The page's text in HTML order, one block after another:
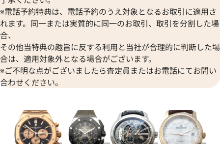
ロイヤルオーク オフショア
26420SO.OO.A002CA.01
格
日時点の参考買取価格です
オーデマ ピゲ ロイヤルオー
クロノグラフ
4,692,000円
※2026年1月27日時点の参考
※電話予約特典は、電話予約のうえ対象となるお取引に適用さ
れます。同一または実質的に同一のお取引、取引を分割した場
合、
その他当特典の趣旨に反する利用と当社が合理的に判断した場
合は、適用対象外となる場合がございます。
※ご不明な点がございましたら査定員またはお電話にてお問い
合わせください。